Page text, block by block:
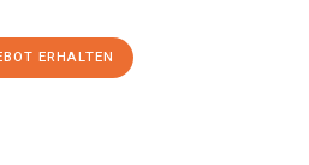
ERHALTEN